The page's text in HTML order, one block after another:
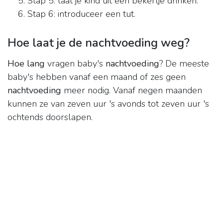
Stap 6: introduceer een tut.
Hoe laat je de nachtvoeding weg?
Hoe lang vragen baby's nachtvoeding? De meeste
baby's hebben vanaf een maand of zes geen
nachtvoeding meer nodig. Vanaf negen maanden
kunnen ze van zeven uur 's avonds tot zeven uur 's
ochtends doorslapen.